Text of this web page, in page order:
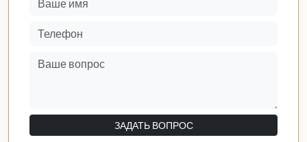
ЗАДАТЬ ВОПРОС